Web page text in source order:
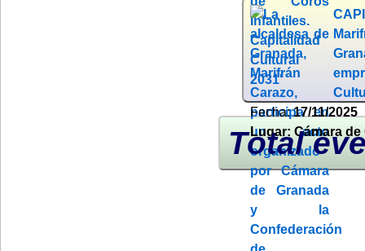
Fecha:17/11/2025
Lugar: Cámara
Total